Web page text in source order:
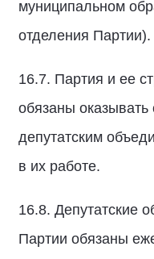
муниципальном
отделения Партии).
16.7. Партия и ее
обязаны оказывать
депутатским
в их работе.
16.8. Депутатские
Партии обязаны